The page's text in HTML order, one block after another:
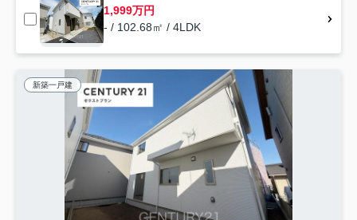
1,999万円
- / 102.68㎡ / 4LDK
新築一戸建